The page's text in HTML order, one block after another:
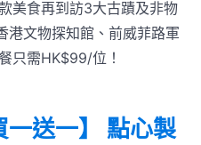
美食再到訪3大古蹟及非物
港文物探知館、前威菲路軍
只需HK$99/位！
一送一】 點心製